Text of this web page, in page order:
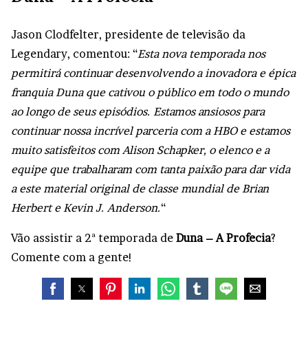
Jason Clodfelter, presidente de televisão da
Legendary, comentou: “Esta nova temporada nos
permitirá continuar desenvolvendo a inovadora e épica
franquia Duna que cativou o público em todo o mundo
ao longo de seus episódios. Estamos ansiosos para
continuar nossa incrível parceria com a HBO e estamos
muito satisfeitos com Alison Schapker, o elenco e a
equipe que trabalharam com tanta paixão para dar vida
a este material original de classe mundial de Brian
Herbert e Kevin J. Anderson.“
Vão assistir a 2ª temporada de Duna – A Profecia?
Comente com a gente!